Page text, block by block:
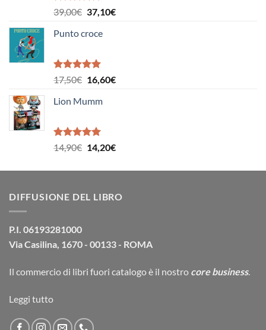
Valutato
5.00
39,00€ Il
originale
39,00€.
37,10€Il
Punto croce
Valutato
5.00
17,50€ Il
originale
17,50€.
16,60€Il
Lion Mumm
Valutato
5.00
14,90€ Il
originale
14,90€.
14,20€Il
attuale
14,20€.
DIFFUSIONE DEL LIBRO
P.I. 06193281000
Via Casilina, 1670 - 00133 - ROMA
Il commercio di libri fuori catalogoè il nostro core business.
Leggi tutto